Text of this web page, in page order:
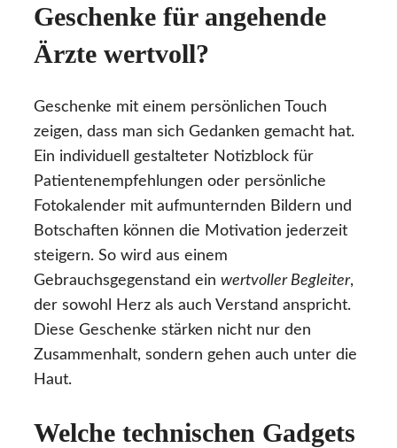
Geschenke für angehende
Ärzte wertvoll?
Geschenke mit einem persönlichen Touch
zeigen, dass man sich Gedanken gemacht hat.
Ein individuell gestalteter Notizblock für
Patientenempfehlungen oder persönliche
Fotokalender mit aufmunternden Bildern und
Botschaften können die Motivation jederzeit
steigern. So wird aus einem
Gebrauchsgegenstand ein wertvoller Begleiter,
der sowohl Herz als auch Verstand anspricht.
Diese Geschenke stärken nicht nur den
Zusammenhalt, sondern gehen auch unter die
Haut.
Welche technischen Gadgets